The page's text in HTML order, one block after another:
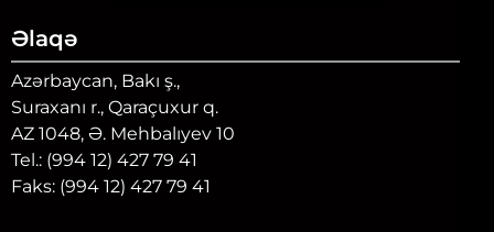
Əlaqə
Azərbaycan, Bakı ş.,
Suraxanı r., Qaraçuxur q.
AZ 1048, Ə. Mehbalıyev 10
Tel.: (994 12) 427 79 41
Faks: (994 12) 427 79 41